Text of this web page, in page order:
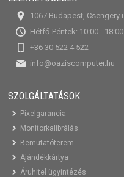
1067 Budapest, Csengery
Hétfő-Péntek: 10:00 - 18:00
+36 30 522 4 522
info@oaziscomputer.hu
SZOLGÁLTATÁSOK
Pixelgarancia
Monitorkalibrálás
Bemutatóterem
Ajándékkártya
Áruhitel ügyintézés